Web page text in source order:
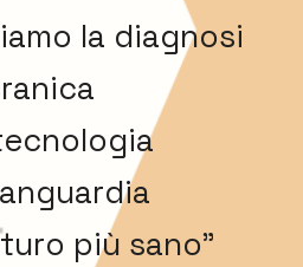
la diagnosi
più sano"